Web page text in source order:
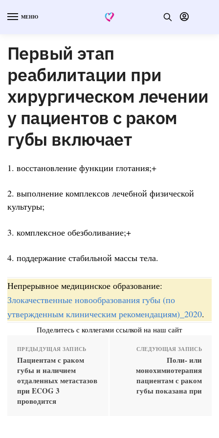
МЕНЮ
Первый этап
реабилитации при
хирургическом лечении
у пациентов с раком
губы включает
1. восстановление функции глотания;+
2. выполнение комплексов лечебной физической
культуры;
3. комплексное обезболивание;+
4. поддержание стабильной массы тела.
Непрерывное медицинское образование:
Злокачественные новообразования губы (по
утвержденным клиническим рекомендациям)_2020.
Поделитесь с коллегами ссылкой на наш сайт
ПРЕДЫДУЩАЯ ЗАПИСЬ
Пациентам с раком
губы и наличием
отдаленных метастазов
при ECOG 3
проводится
СЛЕДУЮЩАЯ ЗАПИСЬ
Поли- или
монохимиотерапия
пациентам с раком
губы показана при